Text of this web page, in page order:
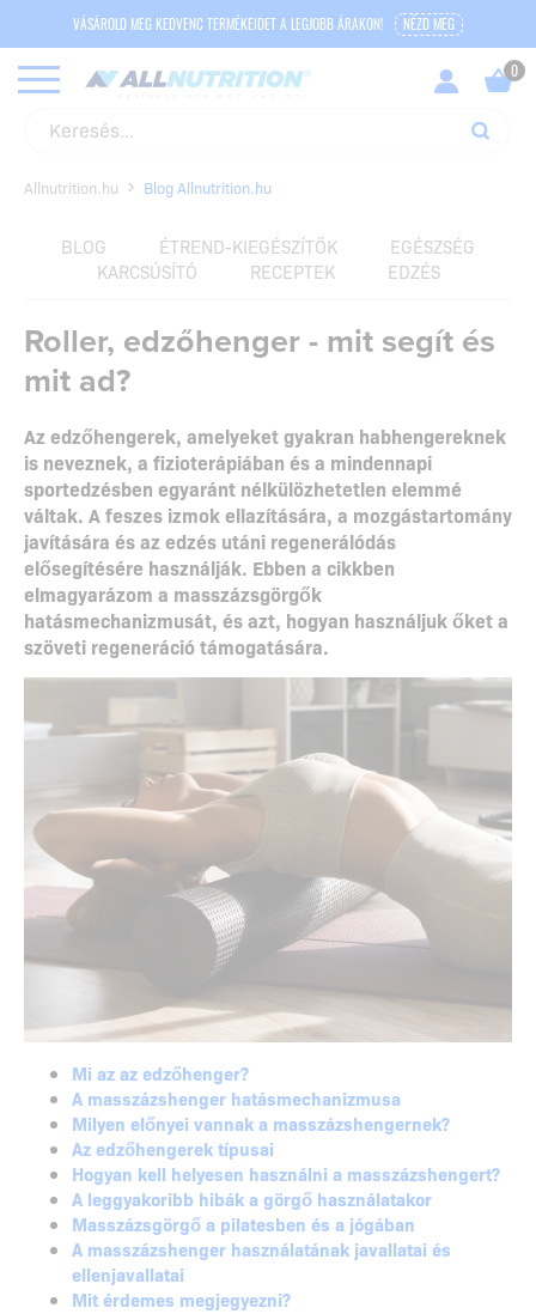
VÁSÁROLD MEG KEDVENC TERMÉKEIDET A LEGJOBB ÁRAKON! NÉZD MEG
Allnutrition.hu Blog Allnutrition.hu
BLOG ÉTREND-KIEGÉSZÍTŐK
EGÉSZSÉG
KARCSÚSÍTÓ
RECEPTEK EDZÉS
Roller, edzőhenger - mit segít és
mit ad?
Az edzőhengerek, amelyeket gyakran habhengereknek
is neveznek, a fizioterápiában és a mindennapi
sportedzésben egyaránt nélkülözhetetlen elemmé
váltak. A feszes izmok ellazítására, a mozgástartomány
javítására és az edzés utáni regenerálódás
elősegítésére használják. Ebben a cikkben
elmagyarázom a masszázsgörgők
hatásmechanizmusát, és azt, hogyan használjuk őket a
szöveti regeneráció támogatására.
Mi az az edzőhenger?
A masszázshenger hatásmechanizmusa
Milyen előnyei vannak a masszázshengernek?
Az edzőhengerek típusai
Hogyan kell helyesen használni a masszázshengert?
A leggyakoribb hibák a görgő használatakor
Masszázsgörgő a pilatesben és a jógában
A masszázshenger használatának javallatai és
ellenjavallatai
Mit érdemes megjegyezni?